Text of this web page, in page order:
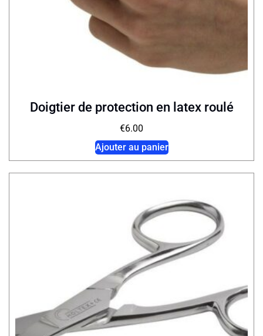
Doigtier de protection en latex roulé
€6.00
Ajouter au panier